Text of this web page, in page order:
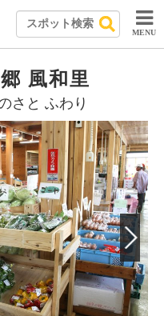
MENU
風和里
さと ふわり